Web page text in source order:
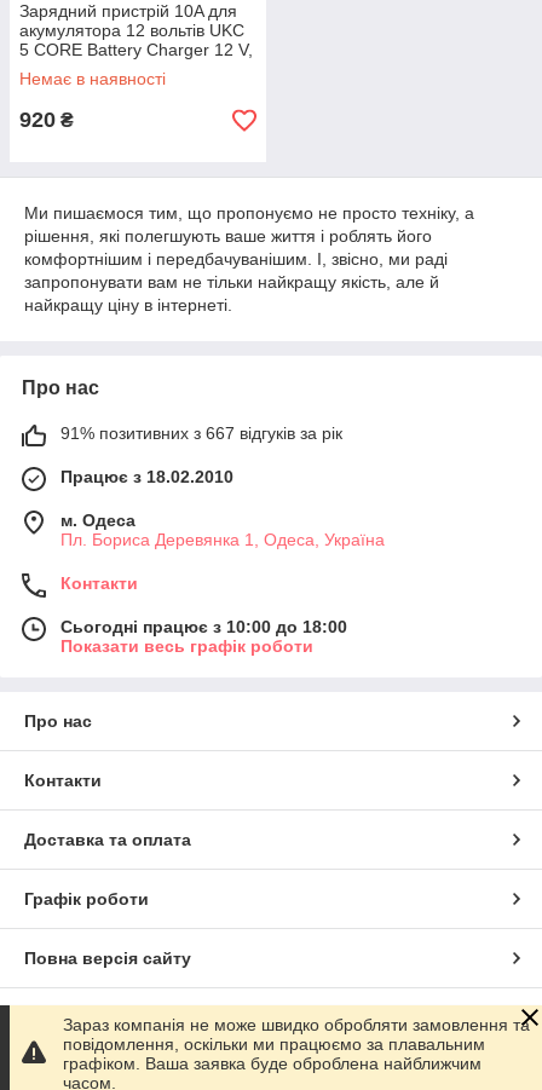
Зарядний пристрій 10A для
акумулятора 12 вольтів UKC
5 CORE Battery Charger 12 V,
MA-1210A
Немає в наявності
920 ₴
Ми пишаємося тим, що пропонуємо не просто техніку, а
рішення, які полегшують ваше життя і роблять його
комфортнішим і передбачуванішим. І, звісно, ми раді
запропонувати вам не тільки найкращу якість, але й
найкращу ціну в інтернеті.
Про нас
91% позитивних з 667 відгуків за рік
Працює з 18.02.2010
м. Одеса
Пл. Бориса Деревянка 1, Одеса, Україна
Контакти
Сьогодні працює з 10:00 до 18:00
Показати весь графік роботи
Про нас
Контакти
Доставка та оплата
Графік роботи
Повна версія сайту
Сайт створено на маркетплейсі Prom.ua
Політика конфіденційності
Зараз компанія не може швидко обробляти замовлення та
повідомлення, оскільки ми працюємо за плавальним
графіком. Ваша заявка буде оброблена найближчим
часом.